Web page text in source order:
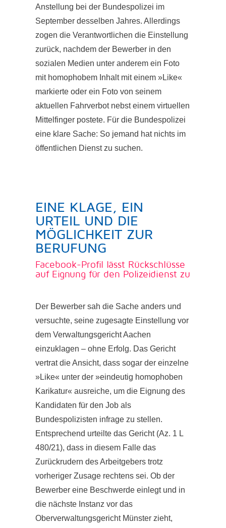
Anstellung bei der Bundespolizei im
September desselben Jahres. Allerdings
zogen die Verantwortlichen die Einstellung
zurück, nachdem der Bewerber in den
sozialen Medien unter anderem ein Foto
mit homophobem Inhalt mit einem »Like«
markierte oder ein Foto von seinem
aktuellen Fahrverbot nebst einem virtuellen
Mittelfinger postete. Für die Bundespolizei
eine klare Sache: So jemand hat nichts im
öffentlichen Dienst zu suchen.
EINE KLAGE, EIN
URTEIL UND DIE
MÖGLICHKEIT ZUR
BERUFUNG
Facebook-Profil lässt Rückschlüsse
auf Eignung für den Polizeidienst zu
Der Bewerber sah die Sache anders und
versuchte, seine zugesagte Einstellung vor
dem Verwaltungsgericht Aachen
einzuklagen – ohne Erfolg. Das Gericht
vertrat die Ansicht, dass sogar der einzelne
»Like« unter der »eindeutig homophoben
Karikatur« ausreiche, um die Eignung des
Kandidaten für den Job als
Bundespolizisten infrage zu stellen.
Entsprechend urteilte das Gericht (Az. 1 L
480/21), dass in diesem Falle das
Zurückrudern des Arbeitgebers trotz
vorheriger Zusage rechtens sei. Ob der
Bewerber eine Beschwerde einlegt und in
die nächste Instanz vor das
Oberverwaltungsgericht Münster zieht,